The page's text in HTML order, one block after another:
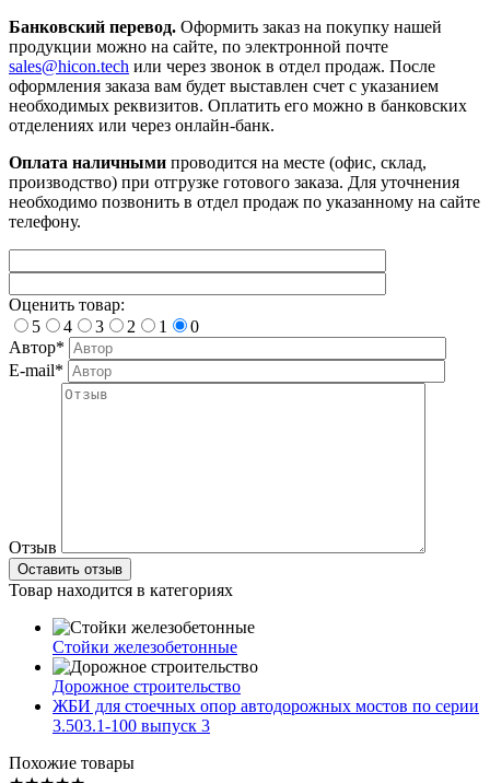
Банковский перевод. Оформить заказ на покупку нашей
продукции можно на сайте, по электронной почте
sales@hicon.tech или через звонок в отдел продаж. После
оформления заказа вам будет выставлен счет с указанием
необходимых реквизитов. Оплатить его можно в банковских
отделениях или через онлайн-банк.
Оплата наличными проводится на месте (офис, склад,
производство) при отгрузке готового заказа. Для уточнения
необходимо позвонить в отдел продаж по указанному на сайте
телефону.
Оценить товар:
5
4 3 2 1
0
Автор*
E-mail*
Отзыв
Товар находится в категориях
Стойки железобетонные
Дорожное строительство
ЖБИ для стоечных опор автодорожных мостов по серии
3.503.1-100 выпуск 3
Похожие товары